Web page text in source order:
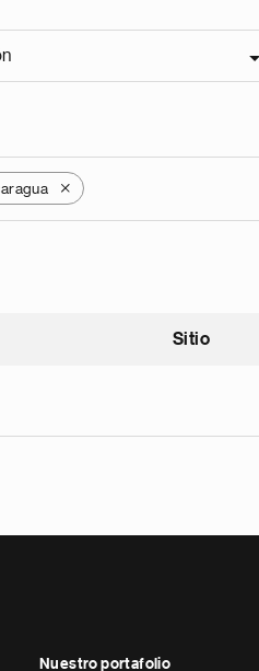
X
Sitio
Nuestro portafolio